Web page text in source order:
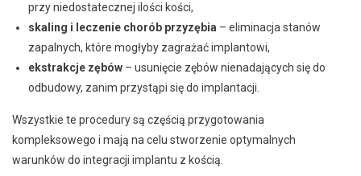
przy niedostatecznej ilości kości,
skaling i leczenie chorób przyzębia – eliminacja stanów
zapalnych, które mogłyby zagrażać implantowi,
ekstrakcje zębów – usunięcie zębów nienadających się do
odbudowy, zanim przystąpi się do implantacji.
Wszystkie te procedury są częścią przygotowania
kompleksowego i mają na celu stworzenie optymalnych
warunków do integracji implantu z kością.